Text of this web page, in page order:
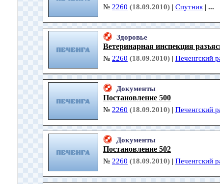
№ 2260 (18.09.2010) | Спутник | ...
Здоровье
Ветеринарная инспекция
№ 2260 (18.09.2010) | Печенгский
Документы
Постановление 500
№ 2260 (18.09.2010) | Печенгский
Документы
Постановление 502
№ 2260 (18.09.2010) | Печенгский